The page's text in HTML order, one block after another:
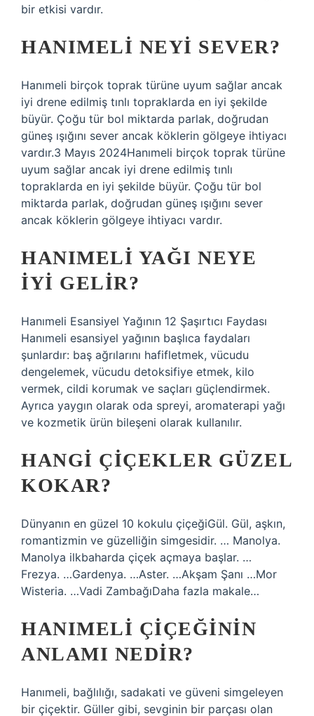
bir etkisi vardır.
HANIMELI NEYI SEVER?
Hanımeli birçok toprak türüne uyum sağlar ancak
iyi drene edilmiş tınlı topraklarda en iyi şekilde
büyür. Çoğu tür bol miktarda parlak, doğrudan
güneş ışığını sever ancak köklerin gölgeye ihtiyacı
vardır.3 Mayıs 2024Hanımeli birçok toprak türüne
uyum sağlar ancak iyi drene edilmiş tınlı
topraklarda en iyi şekilde büyür. Çoğu tür bol
miktarda parlak, doğrudan güneş ışığını sever
ancak köklerin gölgeye ihtiyacı vardır.
HANIMELI YAĞI NEYE
IYI GELIR?
Hanımeli Esansiyel Yağının 12 Şaşırtıcı Faydası
Hanımeli esansiyel yağının başlıca faydaları
şunlardır: baş ağrılarını hafifletmek, vücudu
dengelemek, vücudu detoksifiye etmek, kilo
vermek, cildi korumak ve saçları güçlendirmek.
Ayrıca yaygın olarak oda spreyi, aromaterapi yağı
ve kozmetik ürün bileşeni olarak kullanılır.
HANGI ÇIÇEKLER GÜZEL
KOKAR?
Dünyanın en güzel 10 kokulu çiçeğiGül. Gül, aşkın,
romantizmin ve güzelliğin simgesidir. … Manolya.
Manolya ilkbaharda çiçek açmaya başlar. …
Frezya. …Gardenya. …Aster. …Akşam Şanı …Mor
Wisteria. …Vadi ZambağıDaha fazla makale…
HANIMELI ÇIÇEĞININ
ANLAMI NEDIR?
Hanımeli, bağlılığı, sadakati ve güveni simgeleyen
bir çiçektir. Güller gibi, sevginin bir parçası olan